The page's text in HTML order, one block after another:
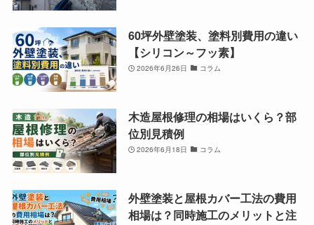
60坪外壁塗装、塗料別費用の違い
【シリコン～フッ素】
2026年6月26日 コラム
木造屋根修理の相場はいくら？部
位別見積例
2026年6月18日 コラム
外壁塗装と屋根カバー工法の費用
相場は？同時施工のメリットと注